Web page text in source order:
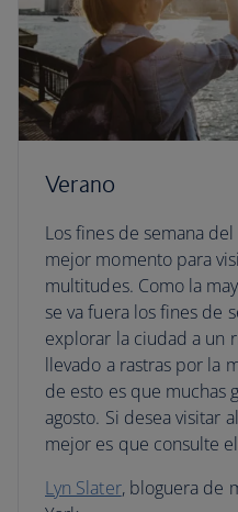
Verano
Los fines de semana
mejor momento para
multitudes. Como la
se va fuera los fines de
explorar la ciudad a un
llevado a rastras por la
de esto es que muchas
agosto. Si desea visitar
mejor es que consulte
Lyn Slater, bloguera de